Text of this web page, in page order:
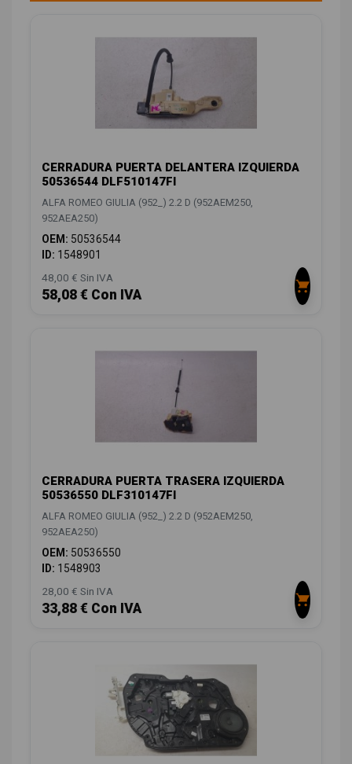
CERRADURA PUERTA DELANTERA IZQUIERDA
50536544 DLF510147FI
ALFA ROMEO GIULIA (952_) 2.2 D (952AEM250,
952AEA250)
OEM: 50536544
ID: 1548901
48,00 € Sin IVA
58,08 € Con IVA
CERRADURA PUERTA TRASERA IZQUIERDA
50536550 DLF310147FI
ALFA ROMEO GIULIA (952_) 2.2 D (952AEM250,
952AEA250)
OEM: 50536550
ID: 1548903
28,00 € Sin IVA
33,88 € Con IVA